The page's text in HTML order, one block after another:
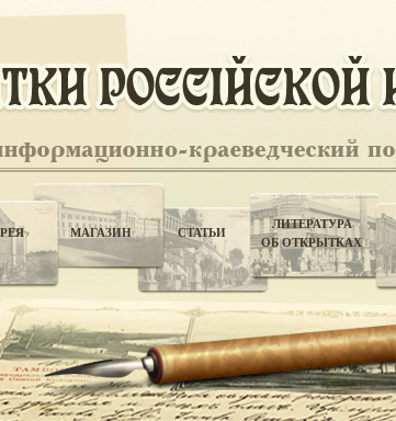
МАГАЗИН СТАТЬИ
ЛИТЕРАТУРА
ОБ ОТКРЫТКАХ